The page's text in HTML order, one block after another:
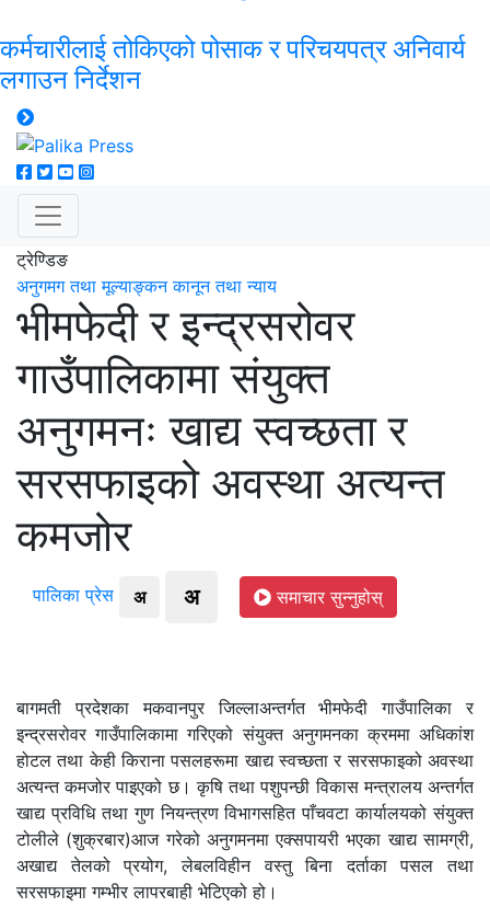
कर्मचारीलाई तोकिएको पोसाक र परिचयपत्र अनिवार्य
लगाउन निर्देशन
ट्रेण्डिङ
अनुगमग तथा मूल्याङ्कन कानून तथा न्याय
भीमफेदी र इन्द्रसरोवर
गाउँपालिकामा संयुक्त
अनुगमनः खाद्य स्वच्छता र
सरसफाइको अवस्था अत्यन्त
कमजोर
पालिका प्रेस अ अ समाचार सुन्नुहोस्
बागमती प्रदेशका मकवानपुर जिल्लाअन्तर्गत भीमफेदी गाउँपालिका र
इन्द्रसरोवर गाउँपालिकामा गरिएको संयुक्त अनुगमनका क्रममा अधिकांश
होटल तथा केही किराना पसलहरूमा खाद्य स्वच्छता र सरसफाइको अवस्था
अत्यन्त कमजोर पाइएको छ। कृषि तथा पशुपन्छी विकास मन्त्रालय अन्तर्गत
खाद्य प्रविधि तथा गुण नियन्त्रण विभागसहित पाँचवटा कार्यालयको संयुक्त
टोलीले (शुक्रबार)आज गरेको अनुगमनमा एक्सपायरी भएका खाद्य सामग्री,
अखाद्य तेलको प्रयोग, लेबलविहीन वस्तु बिना दर्ताका पसल तथा
सरसफाइमा गम्भीर लापरबाही भेटिएको हो।